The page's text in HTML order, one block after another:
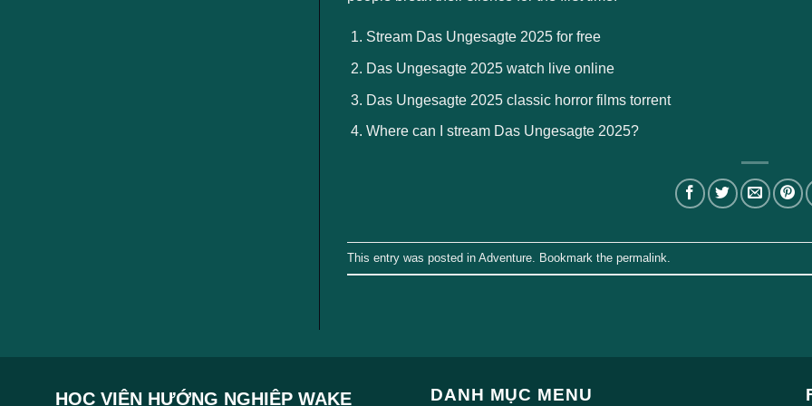
Stream Das Ungesagte 2025 for free
Das Ungesagte 2025 watch live online
Das Ungesagte 2025 classic horror films torrent
Where can I stream Das Ungesagte 2025?
This entry was posted in Adventure . Bookmark the permalink
HỌC VIỆN HƯỚNG NGHIỆP WAKE DANH MỤC MENU